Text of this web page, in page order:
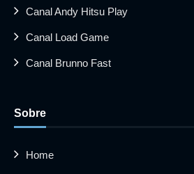
Canal Andy Hitsu Play
Canal Load Game
Canal Brunno Fast
Sobre
Home